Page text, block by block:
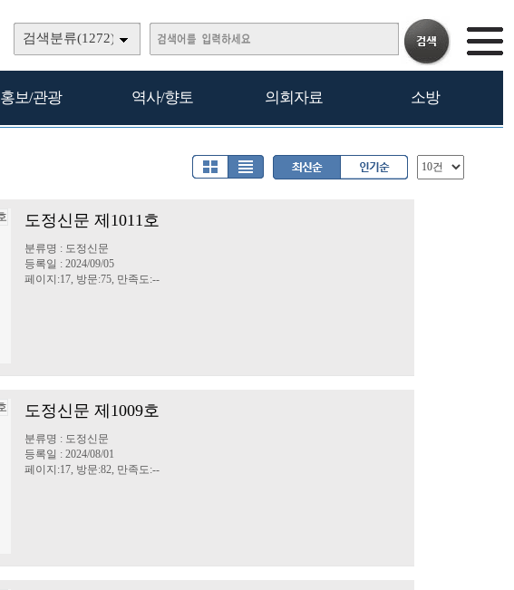
검색분류(1272)
홍보/관광 역사/향토 의회자료 소방
도정신문 제1011호
분류명 : 도정신문
등록일 : 2024/09/05
페이지:17, 방문:75, 만족도:--
도정신문 제1009호
분류명 : 도정신문
등록일 : 2024/08/01
페이지:17, 방문:82, 만족도:--